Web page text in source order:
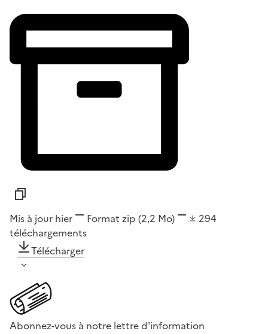
Mis à jour hier Format zip (2,2 Mo)
294
téléchargements
Télécharger
Abonnez-vous à notre lettre d'information